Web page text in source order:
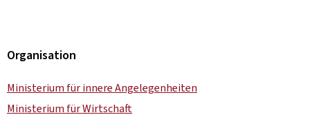
Organisation
Ministerium für innere Angelegenheiten
Ministerium für Wirtschaft